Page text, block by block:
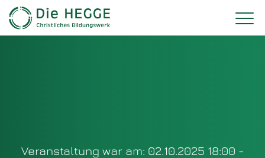
Veranstaltung war am: 02.10.2025 18:00 -